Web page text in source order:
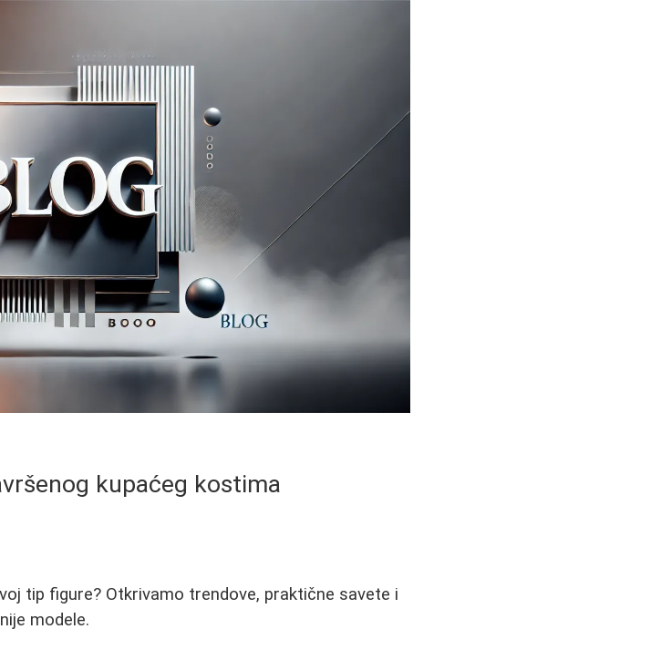
kupaćeg kostima
tip figure? Otkrivamo trendove, praktične savete i
modele.